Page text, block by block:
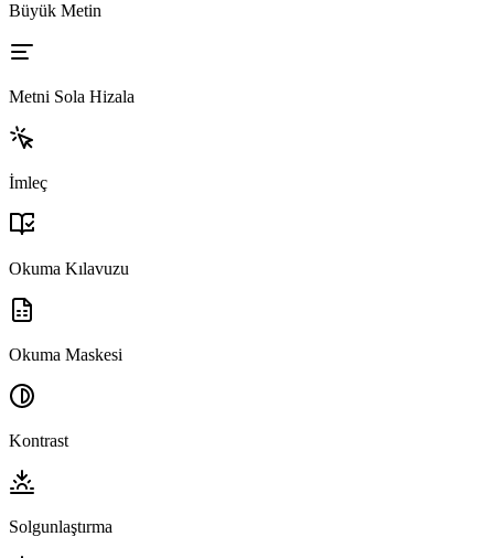
Büyük Metin
Metni Sola Hizala
İmleç
Okuma Kılavuzu
Okuma Maskesi
Kontrast
Solgunlaştırma